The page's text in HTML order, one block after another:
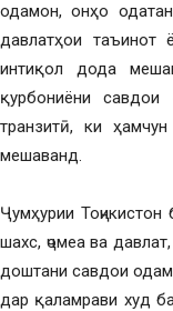
одамон, онҳо
давлатҳои таъинот
интиқол дода
қурбониёни савдои
транзитӣ, ки
мешаванд.
Ҷумҳурии
шахс, ҷомеа ва
доштани савдои
дар қаламрави худ